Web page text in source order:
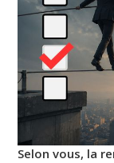
Selon vous, la